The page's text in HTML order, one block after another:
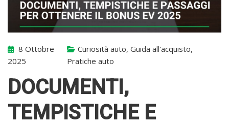
8 Ottobre
2025
Curiosità auto, Guida all'acquisto,
Pratiche auto
DOCUMENTI,
TEMPISTICHE E